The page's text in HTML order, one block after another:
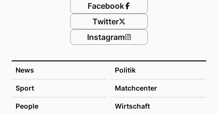
News Politik
Sport Matchcenter
People Wirtschaft
Facebook
Twitter
Instagram